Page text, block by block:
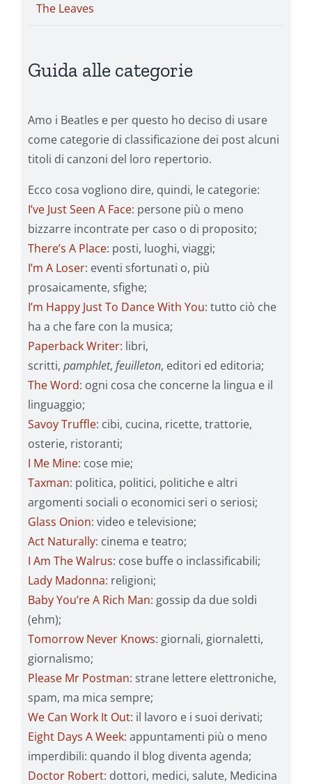
The Leaves
Guida alle categorie
Amo i Beatles e per questo ho deciso di usare
come categorie di classificazione dei post alcuni
titoli di canzoni del loro repertorio.
Ecco cosa vogliono dire, quindi, le categorie:
I’ve Just Seen A Face: persone più o meno
bizzarre incontrate per caso o di proposito;
There’s A Place: posti, luoghi, viaggi;
I’m A Loser: eventi sfortunati o, più
prosaicamente, sfighe;
I’m Happy Just To Dance With You: tutto ciò che
ha a che fare con la musica;
Paperback Writer: libri,
scritti, pamphlet, feuilleton, editori ed editoria;
The Word: ogni cosa che concerne la lingua e il
linguaggio;
Savoy Truffle: cibi, cucina, ricette, trattorie,
osterie, ristoranti;
I Me Mine: cose mie;
Taxman: politica, politici, politiche e altri
argomenti sociali o economici seri o seriosi;
Glass Onion: video e televisione;
Act Naturally: cinema e teatro;
I Am The Walrus: cose buffe o inclassificabili;
Lady Madonna: religioni;
Baby You’re A Rich Man: gossip da due soldi
(ehm);
Tomorrow Never Knows: giornali, giornaletti,
giornalismo;
Please Mr Postman: strane lettere elettroniche,
spam, ma mica sempre;
We Can Work It Out: il lavoro e i suoi derivati;
Eight Days A Week: appuntamenti più o meno
imperdibili: quando il blog diventa agenda;
Doctor Robert: dottori, medici, salute, Medicina